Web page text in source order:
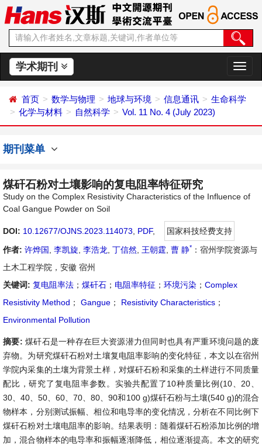
学术期刊
切
换
航
首页 数学与物理 地球与环境 信息通讯
生命科学
化学与材料
自然科学 Vol. 11 No. 4 (July 2023)
期刊菜单
煤矸石粉对土壤影响的复电阻率特征研究
Study on the Complex Resistivity Characteristics of the Influence of
Coal Gangue Powder on Soil
DOI: 10.12677/OJNS.2023.114073 PDF,
国家科技经费支持
作者: 许烨国 李凯旋 李浩龙 丁信然 王朝霆 曹 静* ：宿州学院资源与
土木工程学院，安徽 宿州
关键词: 复电阻率法 ； 煤矸石 ； 电阻率特征 ； 环境污染 ； Complex
Resistivity Method ； Gangue ； Resistivity Characteristics ；
Environmental Pollution
摘要: 煤矸石是一种存在巨大资源潜力但同时也具有严重环境问题的废
弃物。为研究煤矸石粉对土壤复电阻率影响的变化特征，本文以在宿州
学院内采集的土壤为背景土样，对煤矸石粉和采集的土样进行不同质量
配比，研究了复电阻率参数。实验共配置了10种质量比例(10、20、
30、40、50、60、70、80、90和100 g)煤矸石粉与土壤(540 g)的混合
物样本，分别测试振幅、相位和电导率的变化情况，分析在不同比例下
煤矸石粉对土壤电阻率的影响。结果表明：随着煤矸石粉添加比例的增
加，混合物样本的电导率和振幅逐渐降低，相位逐渐提高。本文的研究